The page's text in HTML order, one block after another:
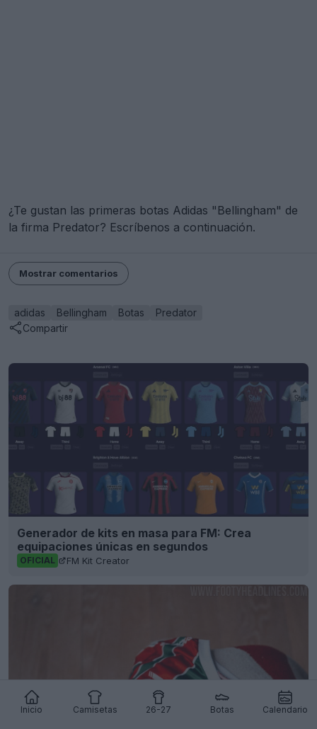
Inicio Camisetas 26-27 Botas Calendario
¿Te gustan las primeras botas Adidas "Bellingham" de
la firma Predator? Escríbenos a continuación.
Mostrar comentarios
adidas Bellingham Botas
Predator
Compartir
Generador de kits en masa para FM: Crea
equipaciones únicas en segundos
OFICIAL FM Kit Creator